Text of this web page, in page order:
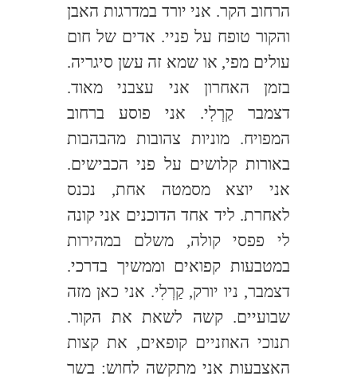
הרחוב הקר. אני יורד במדרגות האבן
והקור טופח על פניי. אדים של חום
עולים מפי, או שמא זה עשן סיגריה.
בזמן האחרון אני עצבני מאוד.
דצמבר קַרְלִי. אני פוסע ברחוב
המפויח. מוניות צהובות מהבהבות
באורות קלושים על פני הכבישים.
אני יוצא מסמטה אחת, נכנס
לאחרת. ליד אחד הדוכנים אני קונה
לי פפסי קולה, משלם במהירות
במטבעות קפואים וממשיך בדרכי.
דצמבר, ניו יורק, קַרְלִי. אני כאן מזה
שבועיים. קשה לשאת את הקור.
תנוכי האוזניים קופאים, את קצות
האצבעות אני מתקשה לחוש: בשר